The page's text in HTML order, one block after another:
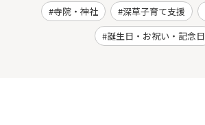
寺院・神社 深草子育て支援
誕生日・お祝い・記念日